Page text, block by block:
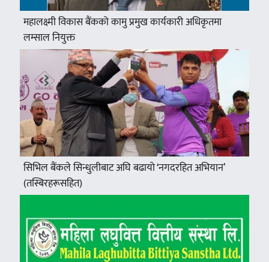
महालक्ष्मी विकास बैंकको कामु प्रमुख कार्यकारी अधिकृतमा
लम्साल नियुक्त
सिभिल बैंकले सिन्धुलीबाट अघि बढायो ‘नगदरहित अभियान’
(तस्बिरहरूसहित)